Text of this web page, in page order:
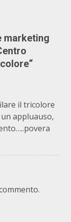
marketing
“
il tricolore
appluauso,